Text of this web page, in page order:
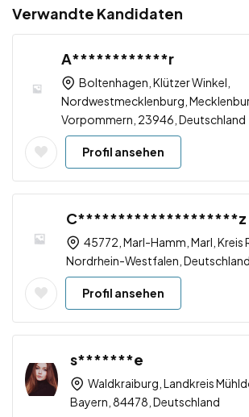
Verwandte Kandidaten
A************r
Boltenhagen, Klützer Winkel,
Nordwestmecklenburg,
Vorpommern, 23946, Deutschland
Profil ansehen
C********************z
45772, Marl-Hamm, Marl, Kreis
Nordrhein-Westfalen, Deutschland
Profil ansehen
s*******e
Waldkraiburg, Landkreis
Bayern, 84478, Deutschland